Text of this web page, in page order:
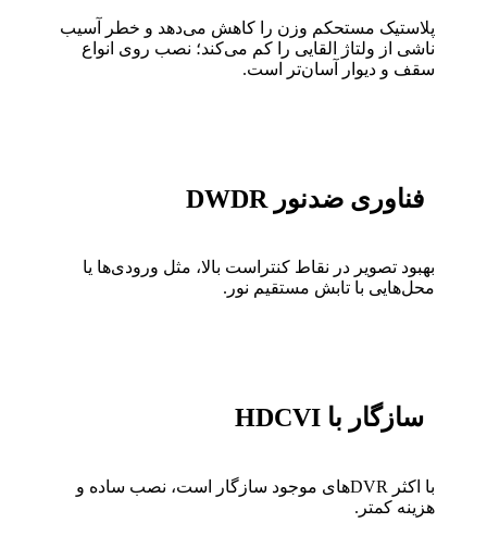
پلاستیک مستحکم وزن را کاهش می‌دهد و خطر آسیب
ناشی از ولتاژ القایی را کم می‌کند؛ نصب روی انواع
سقف و دیوار آسان‌تر است.
فناوری ضدنور DWDR
بهبود تصویر در نقاط کنتراست بالا، مثل ورودی‌ها یا
محل‌هایی با تابش مستقیم نور.
سازگار با HDCVI
با اکثر DVRهای موجود سازگار است، نصب ساده و
هزینه کمتر.